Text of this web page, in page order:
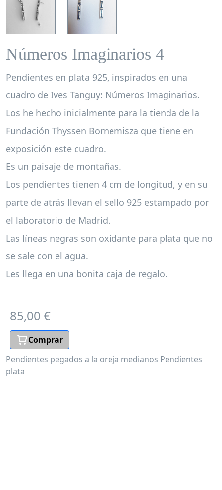
Números Imaginarios 4
Pendientes en plata 925, inspirados en una
cuadro de Ives Tanguy: Números Imaginarios.
Los he hecho inicialmente para la tienda de la
Fundación Thyssen Bornemisza que tiene en
exposición este cuadro.
Es un paisaje de montañas.
Los pendientes tienen 4 cm de longitud, y en su
parte de atrás llevan el sello 925 estampado por
el laboratorio de Madrid.
Las líneas negras son oxidante para plata que no
se sale con el agua.
Les llega en una bonita caja de regalo.
85,00 €
Comprar
Pendientes pegados a la oreja medianos Pendientes
plata